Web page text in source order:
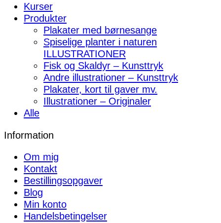
Kurser
Produkter
Plakater med børnesange
Spiselige planter i naturen
ILLUSTRATIONER
Fisk og Skaldyr – Kunsttryk
Andre illustrationer – Kunsttryk
Plakater, kort til gaver mv.
Illustrationer – Originaler
Alle
Information
Om mig
Kontakt
Bestillingsopgaver
Blog
Min konto
Handelsbetingelser